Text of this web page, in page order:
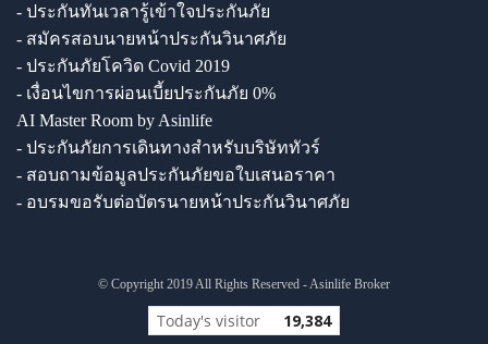
- ประกันทันเวลารู้เข้าใจประกันภัย
- สมัครสอบนายหน้าประกันวินาศภัย
- ประกันภัยโควิด Covid 2019
- เงื่อนไขการผ่อนเบี้ยประกันภัย 0%
AI Master Room by Asinlife
- ประกันภัยการเดินทางสำหรับบริษัททัวร์
- สอบถามข้อมูลประกันภัยขอใบเสนอราคา
- อบรมขอรับต่อบัตรนายหน้าประกันวินาศภัย
© Copyright 2019 All Rights Reserved - Asinlife Broker
Today's visitor 19,384